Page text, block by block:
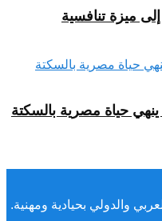
ميزة تنافسية
حياة مصرية بالسكتة
والدولي بحيادية ومهنية.